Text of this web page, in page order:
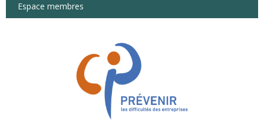
Espace membres